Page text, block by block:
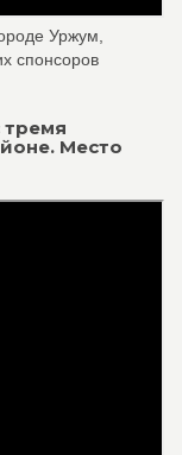
Уржум,
спонсоров
тремя
Место